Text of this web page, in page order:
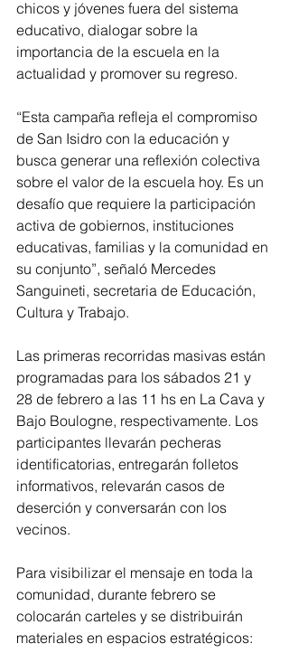
chicos y jóvenes fuera del sistema
educativo, dialogar sobre la
importancia de la escuela en la
actualidad y promover su regreso.
“Esta campaña refleja el compromiso
de San Isidro con la educación y
busca generar una reflexión colectiva
sobre el valor de la escuela hoy. Es un
desafío que requiere la participación
activa de gobiernos, instituciones
educativas, familias y la comunidad en
su conjunto”, señaló Mercedes
Sanguineti, secretaria de Educación,
Cultura y Trabajo.
Las primeras recorridas masivas están
programadas para los sábados 21 y
28 de febrero a las 11 hs en La Cava y
Bajo Boulogne, respectivamente. Los
participantes llevarán pecheras
identificatorias, entregarán folletos
informativos, relevarán casos de
deserción y conversarán con los
vecinos.
Para visibilizar el mensaje en toda la
comunidad, durante febrero se
colocarán carteles y se distribuirán
materiales en espacios estratégicos: